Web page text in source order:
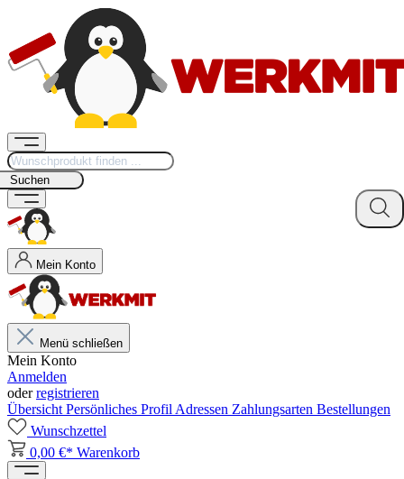
Suchen
Mein Konto
Menü schließen
Mein Konto
Anmelden
oderregistrieren
Übersicht Persönliches Profil Adressen Zahlungsarten Bestellungen
Wunschzettel
0,00 €* Warenkorb